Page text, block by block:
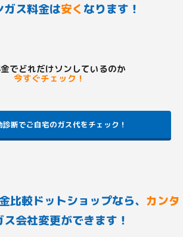
ガス料金は安くなります！
でどれだけソンしているのか
今すぐチェック！
断でご自宅のガス代をチェック！
比較ドットショップなら、 カンタ
ス会社変更ができます！